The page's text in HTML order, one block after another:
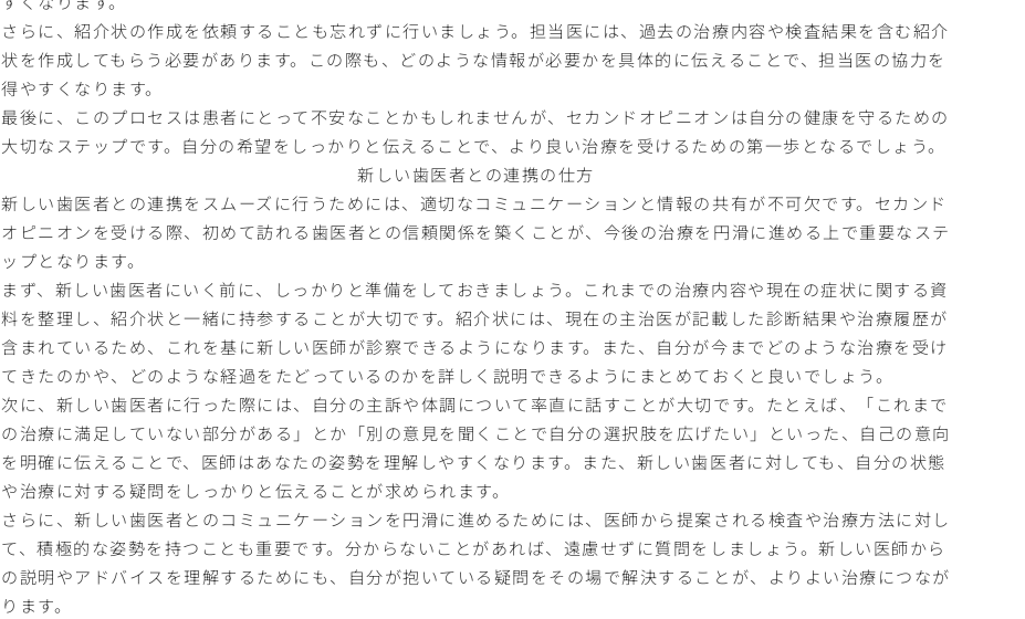
さらに、紹介状の作成を依頼することも忘れずに行いましょう。担当医には、過去の治療内容や検査結果を含む紹介
状を作成してもらう必要があります。この際も、どのような情報が必要かを具体的に伝えることで、担当医の協力を
得やすくなります。
最後に、このプロセスは患者にとって不安なことかもしれませんが、セカンドオピニオンは自分の健康を守るための
大切なステップです。自分の希望をしっかりと伝えることで、より良い治療を受けるための第一歩となるでしょう。
新しい歯医者との連携の仕方
新しい歯医者との連携をスムーズに行うためには、適切なコミュニケーションと情報の共有が不可欠です。セカンド
オピニオンを受ける際、初めて訪れる歯医者との信頼関係を築くことが、今後の治療を円滑に進める上で重要なステ
ップとなります。
まず、新しい歯医者にいく前に、しっかりと準備をしておきましょう。これまでの治療内容や現在の症状に関する資
料を整理し、紹介状と一緒に持参することが大切です。紹介状には、現在の主治医が記載した診断結果や治療履歴が
含まれているため、これを基に新しい医師が診察できるようになります。また、自分が今までどのような治療を受け
てきたのかや、どのような経過をたどっているのかを詳しく説明できるようにまとめておくと良いでしょう。
次に、新しい歯医者に行った際には、自分の主訴や体調について率直に話すことが大切です。たとえば、「これまで
の治療に満足していない部分がある」とか「別の意見を聞くことで自分の選択肢を広げたい」といった、自己の意向
を明確に伝えることで、医師はあなたの姿勢を理解しやすくなります。また、新しい歯医者に対しても、自分の状態
や治療に対する疑問をしっかりと伝えることが求められます。
さらに、新しい歯医者とのコミュニケーションを円滑に進めるためには、医師から提案される検査や治療方法に対し
て、積極的な姿勢を持つことも重要です。分からないことがあれば、遠慮せずに質問をしましょう。新しい医師から
の説明やアドバイスを理解するためにも、自分が抱いている疑問をその場で解決することが、よりよい治療につなが
ります。